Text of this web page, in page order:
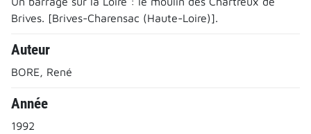
Brives. [Brives-Charensac (Haute-Loire)].
Auteur
BORE, René
Année
1992